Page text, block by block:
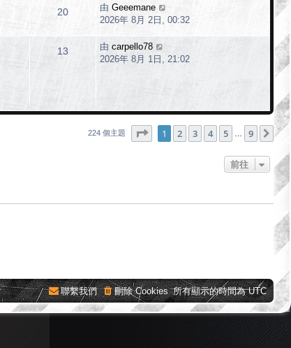
20 由 Geeemane
2026年 8月 2日, 00:32
13 由 carpello78
2026年 8月 1日, 21:02
224 個主題 1頁 (共 9頁)
1 2 3 4 5 9 下
前往
所有顯示的時間為UTC
刪除 Cookies
聯繫我們